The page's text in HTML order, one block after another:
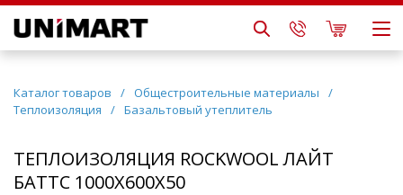
Каталог товаров / Общестроительные материалы
/
Теплоизоляция
/ Базальтовый утеплитель
ТЕПЛОИЗОЛЯЦИЯ ROCKWOOL ЛАЙТ
БАТТС 1000Х600Х50